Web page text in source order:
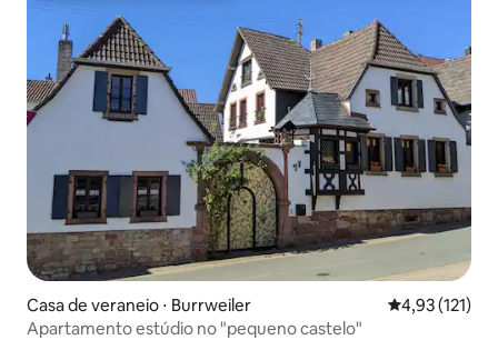
Casa de veraneio ⋅ Burrweiler 4,93 de uma
4,93 (121)
Apartamento estúdio no "pequeno castelo"